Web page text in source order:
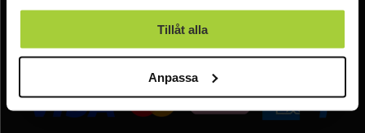
använt deras tjänster.
Tillåt alla
Anpassa
E-post: info@nordicprostore.se
Elimägatan 15, 00510 Helsingfors, Finland
Organisationsnummer:FI09931637